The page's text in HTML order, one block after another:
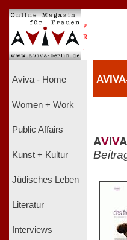
P
R
Aviva - Home
Women + Work
Public Affairs
Kunst + Kultur
Jüdisches Leben
Literatur
Interviews
AVIV